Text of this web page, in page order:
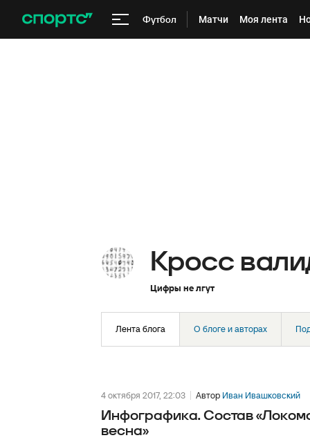
Футбол Матчи Моя лента
Кросс
Цифры не лгут
Лента блога О блоге и авторах
4 октября 2017, 22:03 Автор Иван Ивашковский
Инфографика. Состав
весна»